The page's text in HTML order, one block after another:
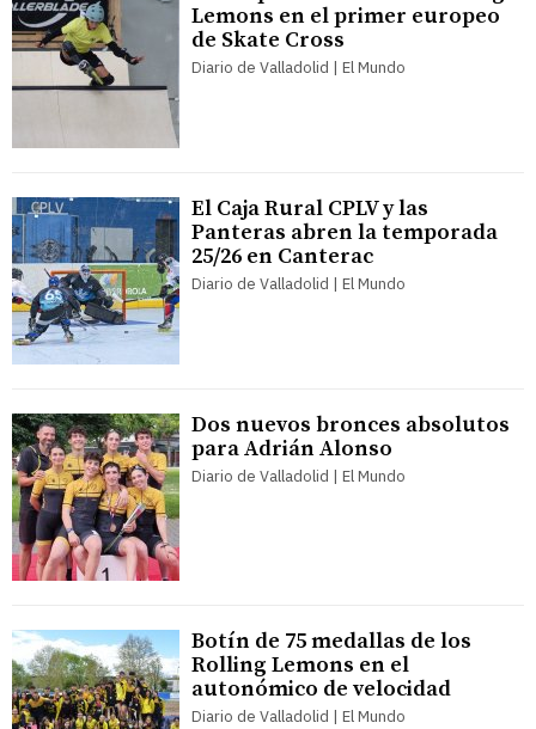
Lemons en el primer europeo
de Skate Cross
Diario de Valladolid | El Mundo
El Caja Rural CPLV y las
Panteras abren la temporada
25/26 en Canterac
Diario de Valladolid | El Mundo
Dos nuevos bronces absolutos
para Adrián Alonso
Diario de Valladolid | El Mundo
Botín de 75 medallas de los
Rolling Lemons en el
autonómico de velocidad
Diario de Valladolid | El Mundo